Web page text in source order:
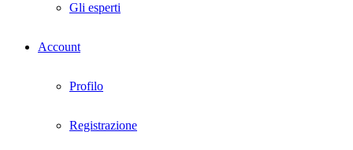
Gli esperti
Account
Profilo
Registrazione